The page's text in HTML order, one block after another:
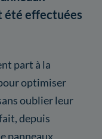
été effectuées
part à la
optimiser
oublier leur
depuis
panneaux